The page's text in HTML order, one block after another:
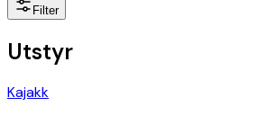
Filter
Utstyr
Kajakk